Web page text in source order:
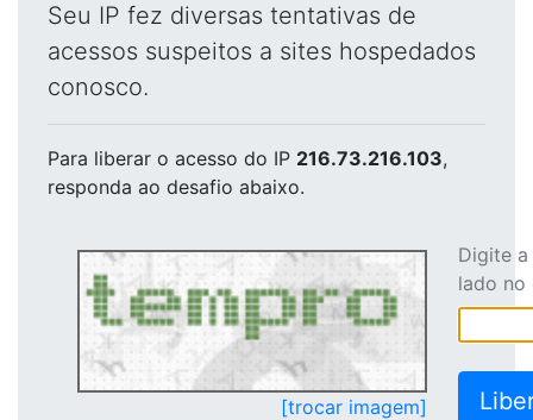
Seu IP fez diversas tentativas de
acessos suspeitos a sites hospedados
conosco.
Para liberar o acesso do IP 216.73.216.103,
responda ao desafio abaixo.
[trocar imagem]
Digite
lado no